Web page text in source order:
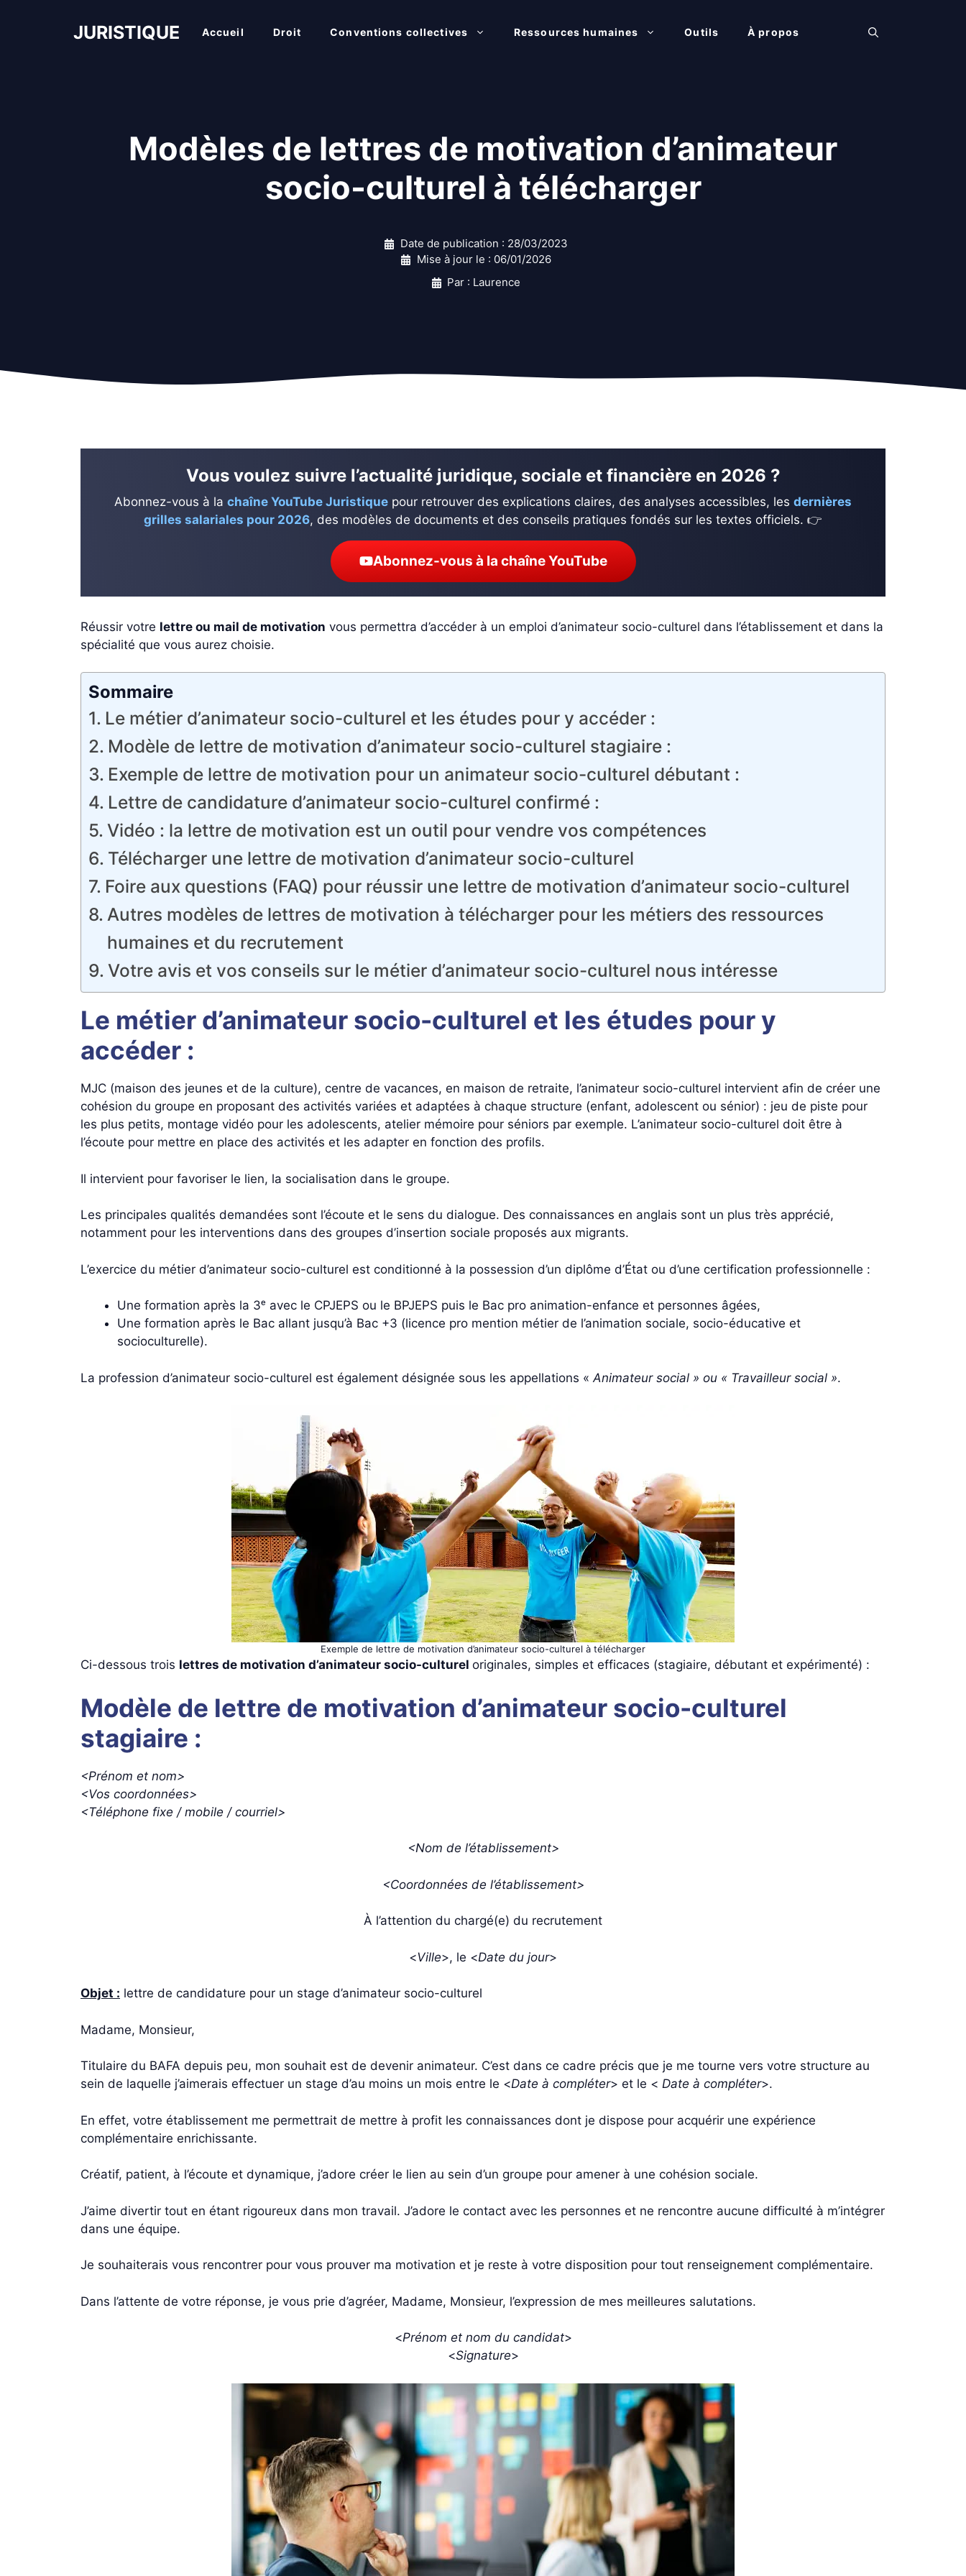
JURISTIQUE Accueil Droit Conventions collectives Ressources humaines Outils À propos
Modèles de lettres de motivation d’animateur
socio-culturel à télécharger
Date de publication : 28/03/2023
Mise à jour le : 06/01/2026
Par : Laurence
Vous voulez suivre l’actualité juridique, sociale et financière en 2026 ?
Abonnez-vous à la chaîne YouTube Juristique pour retrouver des explications claires, des analyses accessibles, les dernières
grilles salariales pour 2026, des modèles de documents et des conseils pratiques fondés sur les textes officiels. 👉
Abonnez-vous à la chaîne YouTube
Réussir votre lettre ou mail de motivation vous permettra d’accéder à un emploi d’animateur socio-culturel dans l’établissement et dans la
spécialité que vous aurez choisie.
Sommaire
Le métier d’animateur socio-culturel et les études pour y accéder :
Modèle de lettre de motivation d’animateur socio-culturel stagiaire :
Exemple de lettre de motivation pour un animateur socio-culturel débutant :
Lettre de candidature d’animateur socio-culturel confirmé :
Vidéo : la lettre de motivation est un outil pour vendre vos compétences
Télécharger une lettre de motivation d’animateur socio-culturel
Foire aux questions (FAQ) pour réussir une lettre de motivation d’animateur socio-culturel
Autres modèles de lettres de motivation à télécharger pour les métiers des ressources
humaines et du recrutement
Votre avis et vos conseils sur le métier d’animateur socio-culturel nous intéresse
Le métier d’animateur socio-culturel et les études pour y
accéder :
MJC (maison des jeunes et de la culture), centre de vacances, en maison de retraite, l’animateur socio-culturel intervient afin de créer une
cohésion du groupe en proposant des activités variées et adaptées à chaque structure (enfant, adolescent ou sénior) : jeu de piste pour
les plus petits, montage vidéo pour les adolescents, atelier mémoire pour séniors par exemple. L’animateur socio-culturel doit être à
l’écoute pour mettre en place des activités et les adapter en fonction des profils.
Il intervient pour favoriser le lien, la socialisation dans le groupe.
Les principales qualités demandées sont l’écoute et le sens du dialogue. Des connaissances en anglais sont un plus très apprécié,
notamment pour les interventions dans des groupes d’insertion sociale proposés aux migrants.
L’exercice du métier d’animateur socio-culturel est conditionné à la possession d’un diplôme d’État ou d’une certification professionnelle :
Une formation après la 3ᵉ avec le CPJEPS ou le BPJEPS puis le Bac pro animation-enfance et personnes âgées,
Une formation après le Bac allant jusqu’à Bac +3 (licence pro mention métier de l’animation sociale, socio-éducative et
socioculturelle).
La profession d’animateur socio-culturel est également désignée sous les appellations « Animateur social » ou « Travailleur social ».
Exemple de lettre de motivation d’animateur socio-culturel à télécharger
Ci-dessous trois lettres de motivation d’animateur socio-culturel originales, simples et efficaces (stagiaire, débutant et expérimenté) :
Modèle de lettre de motivation d’animateur socio-culturel
stagiaire :
<Prénom et nom>
<Vos coordonnées>
<Téléphone fixe / mobile / courriel>
<Nom de l’établissement>
<Coordonnées de l’établissement>
À l’attention du chargé(e) du recrutement
<Ville>, le <Date du jour>
Objet : lettre de candidature pour un stage d’animateur socio-culturel
Madame, Monsieur,
Titulaire du BAFA depuis peu, mon souhait est de devenir animateur. C’est dans ce cadre précis que je me tourne vers votre structure au
sein de laquelle j’aimerais effectuer un stage d’au moins un mois entre le <Date à compléter> et le < Date à compléter>.
En effet, votre établissement me permettrait de mettre à profit les connaissances dont je dispose pour acquérir une expérience
complémentaire enrichissante.
Créatif, patient, à l’écoute et dynamique, j’adore créer le lien au sein d’un groupe pour amener à une cohésion sociale.
J’aime divertir tout en étant rigoureux dans mon travail. J’adore le contact avec les personnes et ne rencontre aucune difficulté à m’intégrer
dans une équipe.
Je souhaiterais vous rencontrer pour vous prouver ma motivation et je reste à votre disposition pour tout renseignement complémentaire.
Dans l’attente de votre réponse, je vous prie d’agréer, Madame, Monsieur, l’expression de mes meilleures salutations.
<Prénom et nom du candidat>
<Signature>